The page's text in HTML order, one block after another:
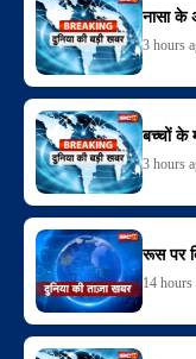
नासा के
3 hours
बच्चों के
3 hours
रूस पर
14 hours